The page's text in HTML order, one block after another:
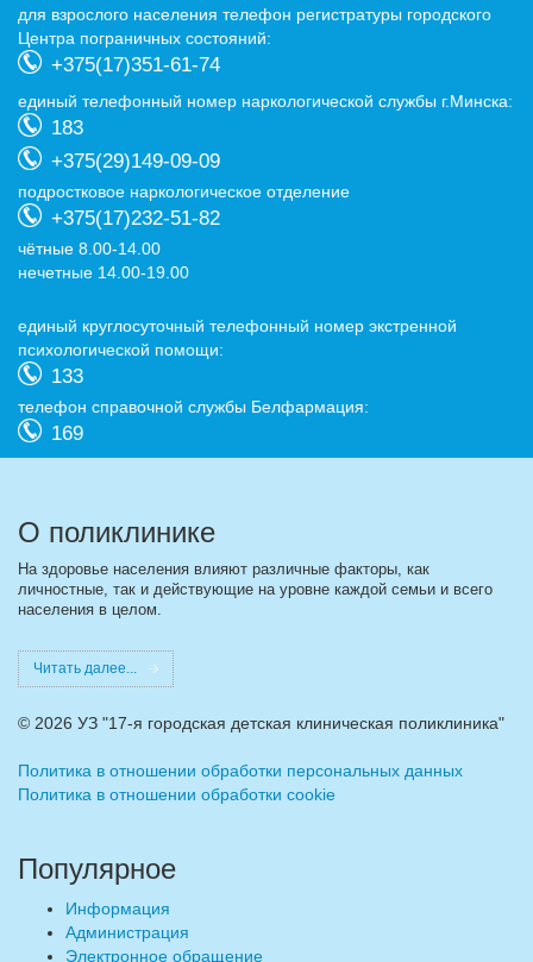
для взрослого населения телефон регистратуры городского
Центра пограничных состояний:
+375(17)351-61-74
eдиный телефонный номер наркологической службы г.Минска:
183
+375(29)149-09-09
подростковое наркологическое отделение
+375(17)232-51-82
чётные 8.00-14.00
нечетные 14.00-19.00
eдиный круглосуточный телефонный номер экстренной
психологической помощи:
133
телефон справочной службы Белфармация:
169
О поликлинике
На здоровье населения влияют различные факторы, как
личностные, так и действующие на уровне каждой семьи и всего
населения в целом.
Читать далее...
© 2026 УЗ "17-я городская детская клиническая поликлиника"
Политика в отношении обработки персональных данных
Политика в отношении обработки cookie
Популярное
Информация
Администрация
Электронное обращение